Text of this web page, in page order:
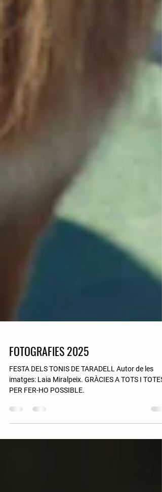
FOTOGRAFIES 2025
FESTA DELS TONIS DE TARADELL Autor de les
imatges: Laia Miralpeix. GRÀCIES A TOTS I TOTES